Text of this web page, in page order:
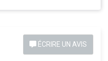
ÉCRIRE UN AVIS